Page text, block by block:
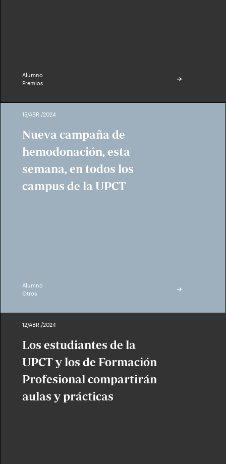
Alumno
Premios
15/ABR./2024
Nueva campaña de
hemodonación, esta
semana, en todos los
campus de la UPCT
Alumno
Otros
12/ABR./2024
Los estudiantes de la
UPCT y los de Formación
Profesional compartirán
aulas y prácticas